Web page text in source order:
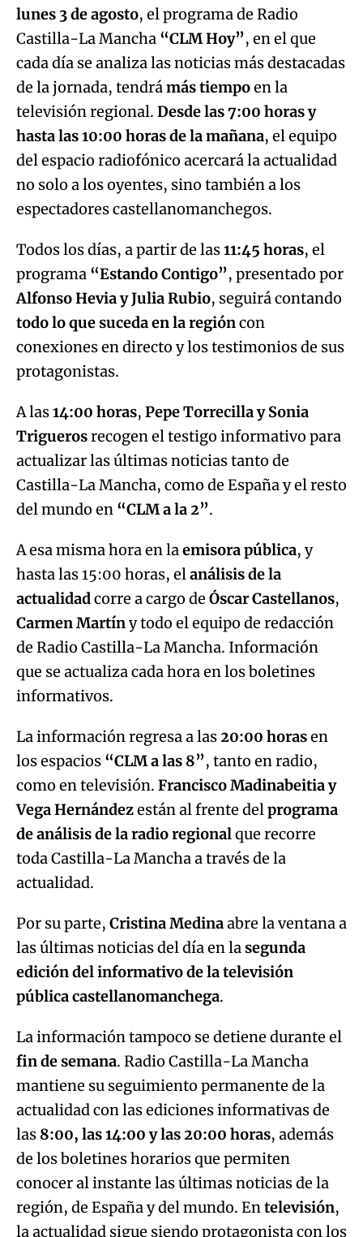
lunes 3 de agosto, el programa de Radio
Castilla-La Mancha “CLM Hoy”, en el que
cada día se analiza las noticias más destacadas
de la jornada, tendrámás tiempoen la
televisión regional. Desde las 7:00 horas y
hasta las 10:00 horas de la mañana, el equipo
del espacio radiofónico acercará la actualidad
no solo a los oyentes, sino también a los
espectadores castellanomanchegos.
Todos los días, a partir de las11:45 horas, el
programa “Estando Contigo”, presentado por
Alfonso Hevia y Julia Rubio, seguirá contando
todo lo que suceda en la regióncon
conexiones en directo y los testimonios de sus
protagonistas.
A las14:00 horas, Pepe Torrecilla y Sonia
Triguerosrecogen el testigo informativo para
actualizar las últimas noticias tanto de
Castilla-La Mancha, como de España y el resto
del mundo en “CLM a la 2”.
A esa misma hora en laemisora pública, y
hasta las 15:00 horas, elanálisis de la
actualidadcorre a cargo de Óscar Castellanos,
Carmen Martíny todo el equipo de redacción
de Radio Castilla-La Mancha. Información
que se actualiza cada hora en los boletines
informativos.
La información regresa a las20:00 horasen
los espacios “CLM a las 8”, tanto en radio,
como en televisión. Francisco Madinabeitia y
Vega Hernándezestán al frente delprograma
de análisis de la radio regionalque recorre
toda Castilla-La Mancha a través de la
actualidad.
Por su parte, Cristina Medinaabre la ventana a
las últimas noticias del día en lasegunda
edición del informativo de la televisión
pública castellanomanchega.
La información tampoco se detiene durante el
fin de semana. Radio Castilla-La Mancha
mantiene su seguimiento permanente de la
actualidad con las ediciones informativas de
las 8:00, las 14:00 y las 20:00 horas, además
de los boletines horarios que permiten
conocer al instante las últimas noticias de la
región, de España y del mundo. Entelevisión,
la actualidad sigue siendo protagonista con los